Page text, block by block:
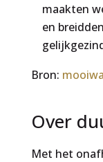
maakten
en
Bron:
Over
Met het